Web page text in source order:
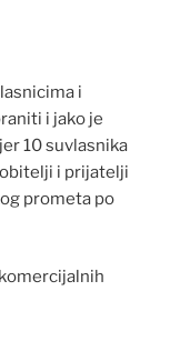
i
i jako je
10 suvlasnika
i prijatelji
prometa po